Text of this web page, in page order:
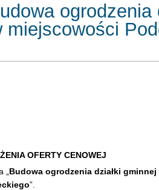
ogrodzenia
OFERTY CENOWEJ
Budowa ogrodzenia działki
”.